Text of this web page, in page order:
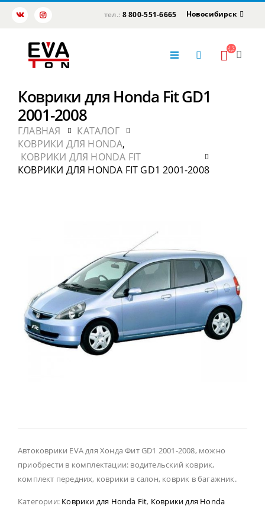
тел.: 8 800-551-6665 Новосибирск
Коврики для Honda Fit GD1
2001-2008
ГЛАВНАЯ
КАТАЛОГ
КОВРИКИ ДЛЯ HONDA,
КОВРИКИ ДЛЯ HONDA FIT
КОВРИКИ ДЛЯ HONDA FIT GD1 2001-2008
Автоковрики EVA для Хонда Фит GD1 2001-2008, можно
приобрести в комплектации: водительский коврик,
комплект передних, коврики в салон, коврик в багажник.
Категории: Коврики для Honda Fit, Коврики для Honda